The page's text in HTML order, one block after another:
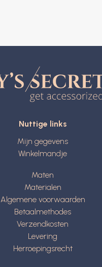
Nuttige links
Mijn gegevens
Winkelmandje
Maten
Materialen
Algemene voorwaarden
Betaalmethodes
Verzendkosten
Levering
Herroepingsrecht